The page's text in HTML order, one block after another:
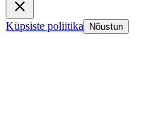
Küpsiste poliitika Nõustun